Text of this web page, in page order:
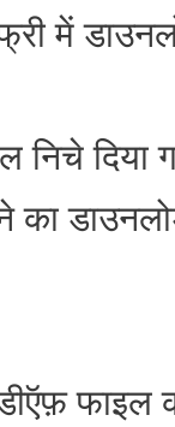
में
निचे
का
फाइल